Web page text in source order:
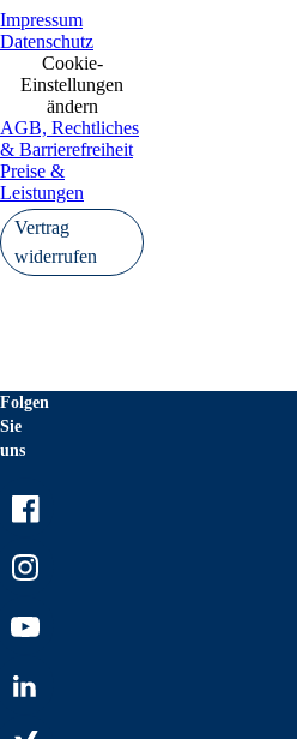
Impressum
Datenschutz
Cookie-
Einstellungen
ändern
AGB, Rechtliches
& Barrierefreiheit
Preise &
Leistungen
Vertrag
widerrufen
Folgen
Sie
uns
Youtube